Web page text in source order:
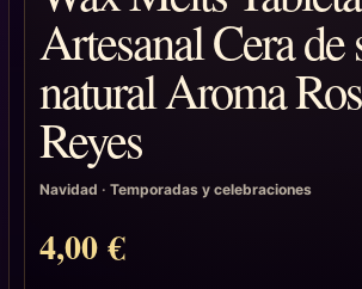
Artesanal Cera de
natural Aroma
Reyes
Navidad · Temporadas y celebraciones
4,00€